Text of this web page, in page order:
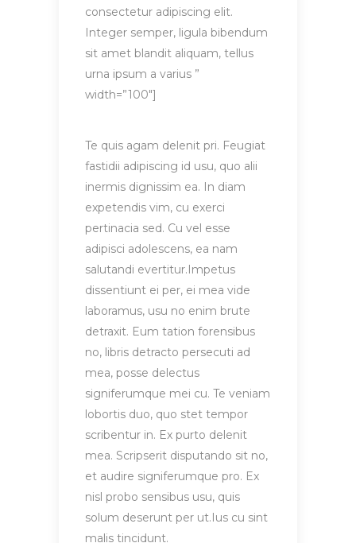
consectetur adipiscing elit.
Integer semper, ligula bibendum
sit amet blandit aliquam, tellus
urna ipsum a varius ”
width=”100″]
Te quis agam delenit pri. Feugiat
fastidii adipiscing id usu, quo alii
inermis dignissim ea. In diam
expetendis vim, cu exerci
pertinacia sed. Cu vel esse
adipisci adolescens, ea nam
salutandi evertitur.Impetus
dissentiunt ei per, ei mea vide
laboramus, usu no enim brute
detraxit. Eum tation forensibus
no, libris detracto persecuti ad
mea, posse delectus
signiferumque mei cu. Te veniam
lobortis duo, quo stet tempor
scribentur in. Ex purto delenit
mea. Scripserit disputando sit no,
et audire signiferumque pro. Ex
nisl probo sensibus usu, quis
solum deserunt per ut.Ius cu sint
malis tincidunt.